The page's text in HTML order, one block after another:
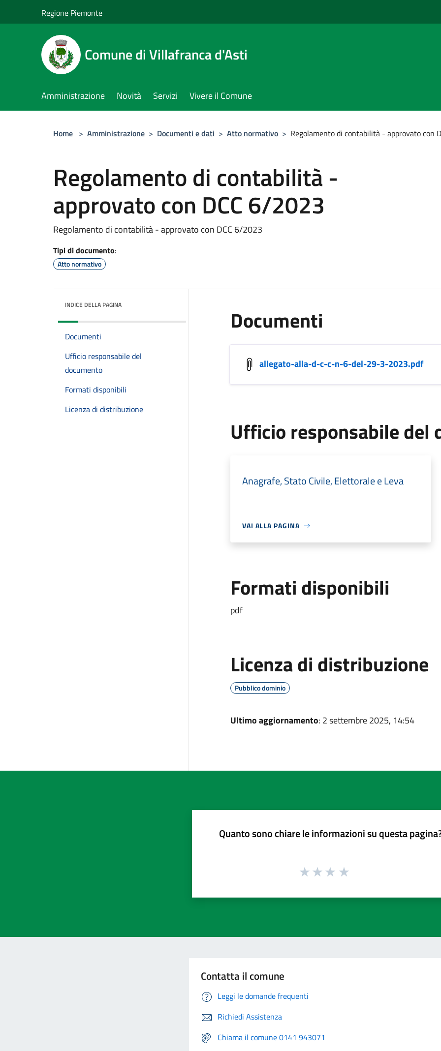
Regione Piemonte
Comune di Villafranca d'Asti
Amministrazione Novità Servizi Vivere il Comune
Home > Amministrazione > Documenti e dati > Atto normativo > Regolamento di contabilità - approvato con
Regolamento di contabilità -
approvato con DCC 6/2023
Regolamento di contabilità - approvato con DCC 6/2023
Tipi di documento:
Atto normativo
INDICE DELLA PAGINA
Documenti
Ufficio responsabile del
documento
Formati disponibili
Licenza di distribuzione
Documenti
allegato-alla-d-c-c-n-6-del-29-3-2023.pdf
Ufficio responsabile del
Anagrafe, Stato Civile, Elettorale e Leva
VAI ALLA PAGINA
Formati disponibili
pdf
Licenza di distribuzione
Pubblico dominio
Ultimo aggiornamento: 2 settembre 2025, 14:54
Quanto sono chiare le informazioni su questa
Contatta il comune
Leggi le domande frequenti
Richiedi Assistenza
Chiama il comune 0141 943071